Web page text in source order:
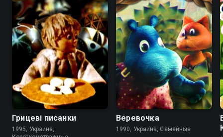
Грицеві писанки
1995, Украина,
7.3
Веревочка
1990, Украина, Семейные